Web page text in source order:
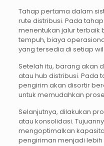
Tahap pertama dalam
rute distribusi. Pada
menentukan jalur terbaik
tempuh, biaya
yang tersedia di setiap
Setelah itu, barang akan
atau hub distribusi. Pada
pengirim akan disortir
untuk memudahkan
Selanjutnya, dilakukan
atau konsolidasi.
mengoptimalkan
pengiriman menjadi